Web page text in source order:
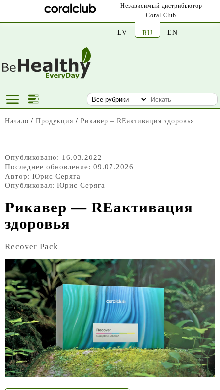
Независимый дистрибьютор
Coral Club
LV RU EN
Начало / Продукция / Рикавер – REактивация здоровья
Опубликовано: 16.03.2022
Последнее обновление: 09.07.2026
Автор: Юрис Серяга
Опубликовал: Юрис Серяга
Рикавер — REактивация
здоровья
Recover Pack